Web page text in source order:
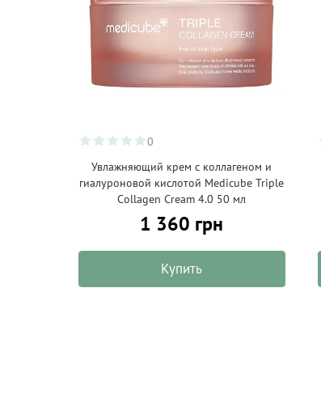
0
Увлажняющий крем с коллагеном и
гиалуроновой кислотой Medicube Triple
Collagen Cream 4.0 50 мл
1 360 грн
Купить